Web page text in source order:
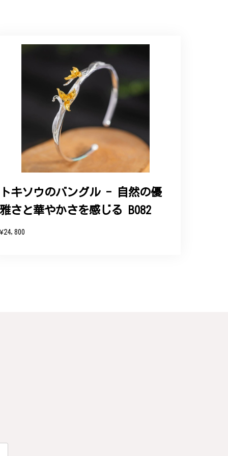
という印象を受けました。予想通り、届い
そして当店を信頼いただけたことを大
し上げます。
、大変嬉しく思っております。これか
利用を心よりお待ちしております。
トキソウのバングル - 自然の優
雅さと華やかさを感じる B082
¥24,800